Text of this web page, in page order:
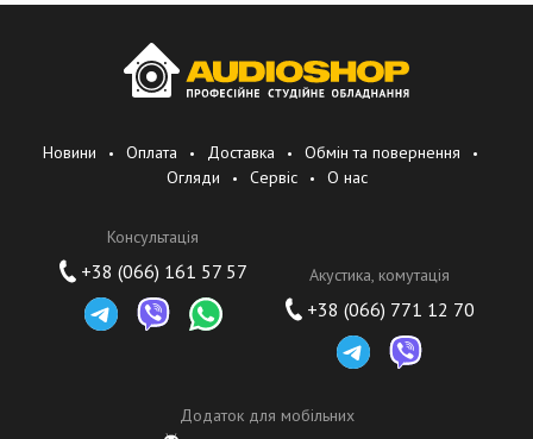
Новини Оплата Доставка
Обмін та повернення
Огляди
Сервіс О нас
Консультація
+38 (066) 161 57 57 Акустика, комутація
+38 (066) 771 12 70
Додаток для мобільних